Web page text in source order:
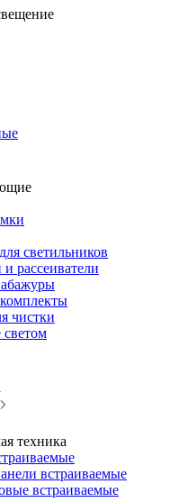
светильников
рассеиватели
чистки
светом
техника
встраиваемые
встраиваемые